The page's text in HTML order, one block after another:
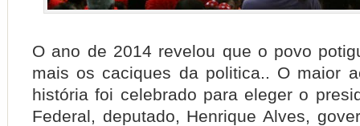
O ano de 2014 revelou que o povo
mais os caciques da politica.. O maior
história foi celebrado para eleger o
Federal, deputado, Henrique Alves,